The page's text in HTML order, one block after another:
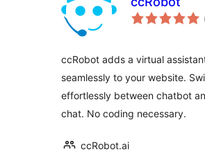
ccRobot adds a virtual
seamlessly to your website.
effortlessly between chatbot
chat. No coding necessary.
ccRobot.ai